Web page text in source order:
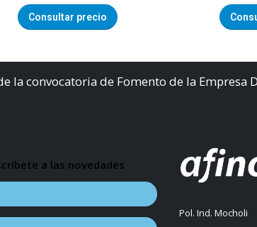
Consultar precio
la convocatoria de Fomento de la Empresa
a las novedades
Pol. Ind. Mocholi